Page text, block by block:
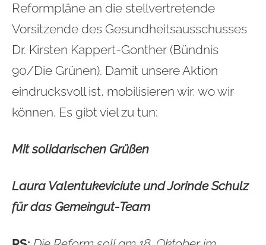
Reformpläne an die stellvertretende
Vorsitzende des Gesundheitsausschusses
Dr. Kirsten Kappert-Gonther (Bündnis
90/Die Grünen). Damit unsere Aktion
eindrucksvoll ist, mobilisieren wir, wo wir
können. Es gibt viel zu tun:
Mit solidarischen Grüßen
Laura Valentukeviciute und Jorinde Schulz
für das Gemeingut-Team